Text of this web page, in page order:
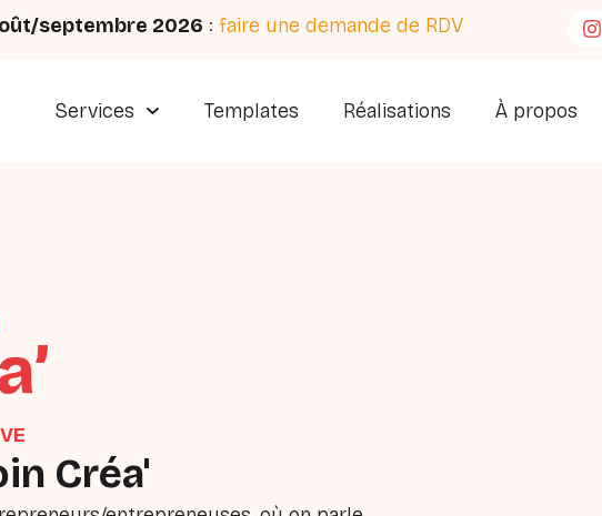
septembre 2026 : faire une demande de RDV
Services Templates Réalisations À propos
Créa'